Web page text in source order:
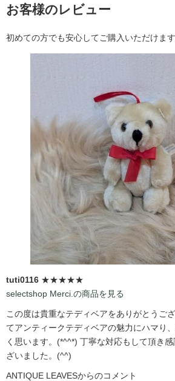
お客様のレビュー
初めての方でも安心してご購入いただけます
tuti0116 ★★★★★
selectshop Merci.の商品を見る
この度は貴重なテディベアをありがとうご
てアンティークテディベアの魅力にハマり
く思います。(*^^*) 丁寧な対応もして頂き
ざいました。(^^)
ANTIQUE LEAVESからのコメント